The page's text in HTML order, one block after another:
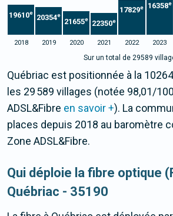
19610e
20354e
21655e 22350e
17829e 16358e
2018 2019 2020 2021 2022 2023
Sur un total de 29589
Québriac est positionnée à la 10264
les 29 589 villages (notée 98,01/
ADSL&Fibre en savoir +). La
places depuis 2018 au baromètre
Zone ADSL&Fibre.
Qui déploie la fibre optique
Québriac - 35190